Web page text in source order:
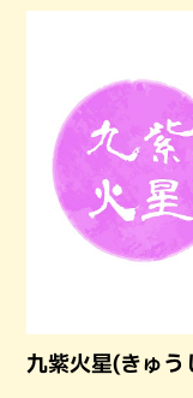
九紫火星(きゅう